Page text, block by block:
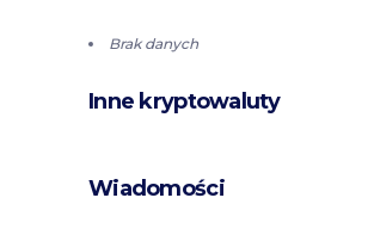
Brak danych
Inne kryptowaluty
Wiadomości